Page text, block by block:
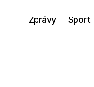
Zprávy Sport